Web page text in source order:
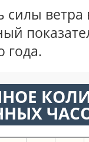
ветра
года.